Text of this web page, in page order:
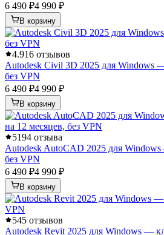
6 490 ₽4 990 ₽
В корзину
4.916 отзывов
Autodesk Civil 3D 2025 для Windows
без VPN
6 490 ₽4 990 ₽
В корзину
5194 отзыва
Autodesk AutoCAD 2025 для
без VPN
6 490 ₽4 990 ₽
В корзину
545 отзывов
Autodesk Revit 2025 для Windows —